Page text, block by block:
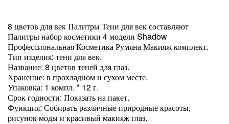
8 цветов для век Палитры Тени для век составляют
Палитры набор косметики 4 модели Shadow
Профессиональная Косметика Румяна Макияж комплект.
Тип изделия: тени для век.
Название: 8 цветов теней для глаз.
Хранение: в прохладном и сухом месте.
Упаковка: 1 компл. * 12 г.
Срок годности: Показать на пакет.
Функция: Собирать различные природные красоты,
рисунок моды и красивый макияж глаз.